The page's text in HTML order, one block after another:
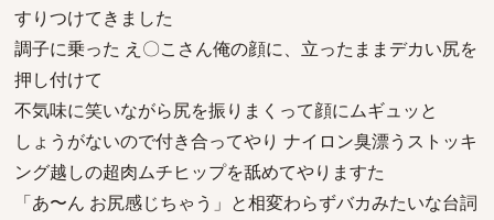
すりつけてきました
調子に乗った え〇こさん俺の顔に、立ったままデカい尻を
押し付けて
不気味に笑いながら尻を振りまくって顔にムギュッと
しょうがないので付き合ってやり ナイロン臭漂うストッキ
ング越しの超肉ムチヒップを舐めてやりますた
「あ〜ん お尻感じちゃう」と相変わらずバカみたいな台詞